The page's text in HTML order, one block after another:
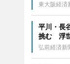
東大阪経済
平川・長
挑む 浮
弘前経済新